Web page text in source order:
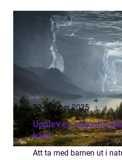
workshops. Genom att ...
22 oktober 2025
Upplev en sagostig
barn
Att ta med barnen ut i